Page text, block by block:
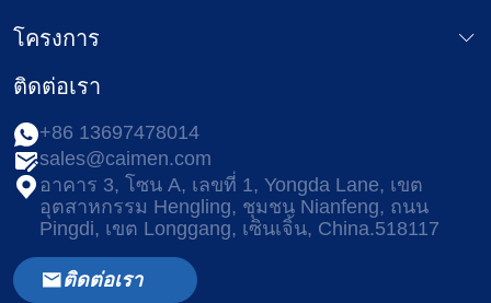
โครงการ
ติดต่อเรา
+86 13697478014
sales@caimen.com
อาคาร 3, โซน A, เลขที่ 1, Yongda Lane, เขต
อุตสาหกรรม Hengling, ชุมชน Nianfeng, ถนน
Pingdi, เขต Longgang, เซินเจิ้น, China.518117
ติดต่อเรา